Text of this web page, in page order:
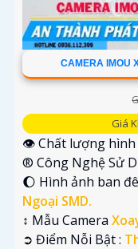
CAMERA IMOU
Giá
👁 Chất lượng hình
®️ Công Nghệ Sử
🌔 Hình ảnh ban
Ngoại SMD.
↕️ Mẫu Camera
️➲ Điểm Nỗi Bật :